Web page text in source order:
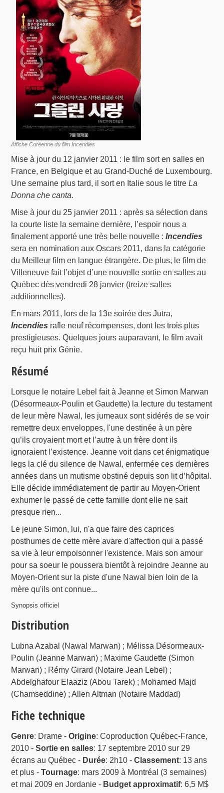
Affiche Coréenne du film Incendies
Mise à jour du 12 janvier 2011 : le film sort en salles en
France, en Belgique et au Grand-Duché de Luxembourg.
Une semaine plus tard, il sort en Italie sous le titreLa
Donna che canta.
Mise à jour du 25 janvier 2011 : après sa sélection dans
la courte liste la semaine dernière, l’espoir nous a
finalement apporté une très belle nouvelle :Incendies
sera en nomination aux Oscars 2011, dans la catégorie
du Meilleur film en langue étrangère. De plus, le film de
Villeneuve fait l’objet d’une nouvelle sortie en salles au
Québec dès vendredi 28 janvier (treize salles
additionnelles).
En mars 2011, lors de la 13e soirée des Jutra,
Incendies rafle neuf récompenses, dont les trois plus
prestigieuses. Quelques jours auparavant, le film avait
reçu huit prix Génie.
Résumé
Lorsque le notaire Lebel fait à Jeanne et Simon Marwan
(Désormeaux-Poulin et Gaudette) la lecture du testament
de leur mère Nawal, les jumeaux sont sidérés de se voir
remettre deux enveloppes, l'une destinée à un père
qu’ils croyaient mort et l’autre à un frère dont ils
ignoraient l’existence. Jeanne voit dans cet énigmatique
legs la clé du silence de Nawal, enfermée ces dernières
années dans un mutisme obstiné depuis son lit d’hôpital.
Elle décide immédiatement de partir au Moyen-Orient
exhumer le passé de cette famille dont elle ne sait
presque rien...
Le jeune Simon, lui, n'a que faire des caprices
posthumes de cette mère avare d'affection qui a passé
sa vie à leur empoisonner l'existence. Mais son amour
pour sa soeur le poussera bientôt à rejoindre Jeanne au
Moyen-Orient sur la piste d'une Nawal bien loin de la
mère qu'ils ont connue...
Synopsis officiel
Distribution
Lubna Azabal (Nawal Marwan) ; Mélissa Désormeaux-
Poulin (Jeanne Marwan) ; Maxime Gaudette (Simon
Marwan) ; Rémy Girard (Notaire Jean Lebel) ;
Abdelghafour Elaaziz (Abou Tarek) ; Mohamed Majd
(Chamseddine) ; Allen Altman (Notaire Maddad)
Fiche technique
Genre: Drame -Origine: Coproduction Québec-France,
2010 -Sortie en salles: 17 septembre 2010 sur 29
écrans au Québec - Durée: 2h10 -Classement: 13 ans
et plus -Tournage: mars 2009 à Montréal (3 semaines)
et mai 2009 en Jordanie - Budget approximatif: 6,5 M$